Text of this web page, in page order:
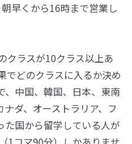
早くから16時まで営業し
クラスが10クラス以上あ
でどのクラスに入るか決め
、中国、韓国、日本、東南
ダ、オーストラリア、フ
た国から留学している人が